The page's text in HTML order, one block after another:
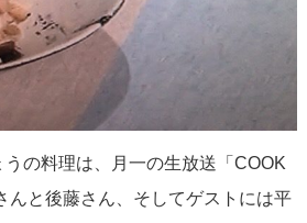
の料理は、月一の生放送「COOK
んと後藤さん、そしてゲストには平